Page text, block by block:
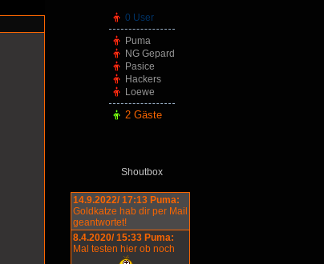
0 User
Puma
NG Gepard
Pasice
Hackers
Loewe
2 Gäste
Shoutbox
14.9.2022/ 17:13 Puma:
Goldkatze hab dir per Mail
geantwortet!
8.4.2020/ 15:33 Puma:
Mal testen hier ob noch